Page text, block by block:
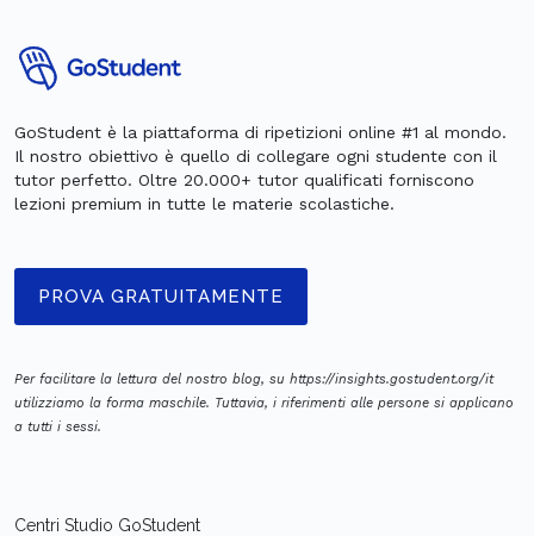
GoStudent è la piattaforma di ripetizioni online #1 al mondo.
Il nostro obiettivo è quello di collegare ogni studente con il
tutor perfetto. Oltre 20.000+ tutor qualificati forniscono
lezioni premium in tutte le materie scolastiche.
PROVA GRATUITAMENTE
Per facilitare la lettura del nostro blog, su https://insights.gostudent.org/it
utilizziamo la forma maschile. Tuttavia, i riferimenti alle persone si applicano
a tutti i sessi.
Centri Studio GoStudent